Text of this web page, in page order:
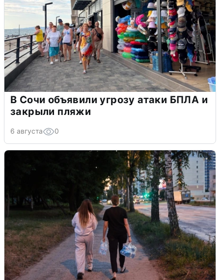
В Сочи объявили угрозу атаки БПЛА и
закрыли пляжи
6 августа 0